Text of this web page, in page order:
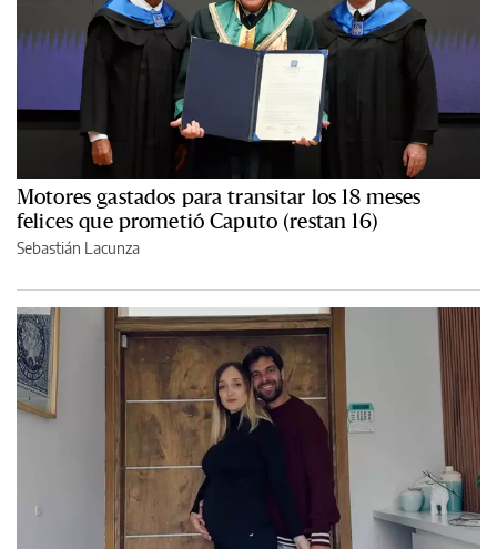
Motores gastados para transitar los 18 meses
felices que prometió Caputo (restan 16)
Sebastián Lacunza